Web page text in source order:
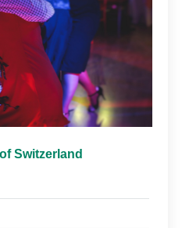
Switzerland